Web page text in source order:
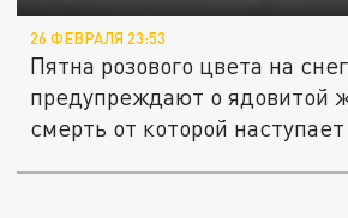
26 ФЕВРАЛЯ 23:53
Пятна розового цвета на
предупреждают о ядовитой
смерть от которой